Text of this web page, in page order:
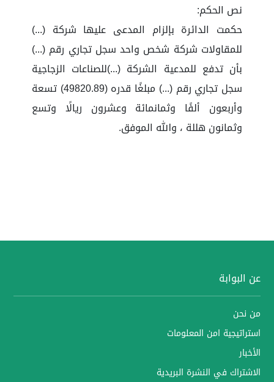
نص الحكم:
حكمت الدائرة بإلزام المدعى عليها شركة (...)
للمقاولات شركة شخص واحد سجل تجاري رقم (...)
بأن تدفع للمدعية الشركة (...)للصناعات الزجاجية
سجل تجاري رقم (...) مبلغًا قدره (49820.89) تسعة
وأربعون ألفًا وثمانمائة وعشرون ريالًا وتسع
وثمانون هللة ، والله الموفق.
عن البوابة
من نحن
استراتيجية امن المعلومات
الأخبار
الاشتراك في النشرة البريدية